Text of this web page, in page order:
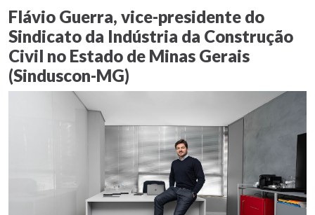
Flávio Guerra, vice-presidente do
Sindicato da Indústria da Construção
Civil no Estado de Minas Gerais
(Sinduscon-MG)